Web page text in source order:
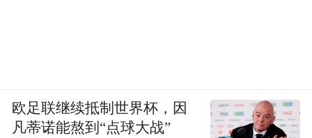
欧足联继续抵制世界杯，因
凡蒂诺能熬到“点球大战”